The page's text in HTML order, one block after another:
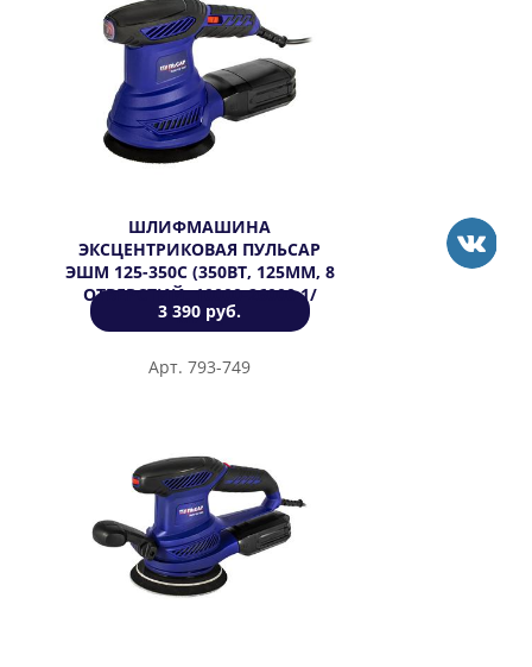
ШЛИФМАШИНА
ЭКСЦЕНТРИКОВАЯ ПУЛЬСАР
ЭШМ 125-350C (350ВТ, 125ММ, 8
ОТВЕРСТИЙ, 10000-26000 1/
МИН)
3 390 руб.
Арт. 793-749